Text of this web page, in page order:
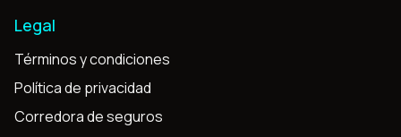
Legal
Términos y condiciones
Política de privacidad
Corredora de seguros